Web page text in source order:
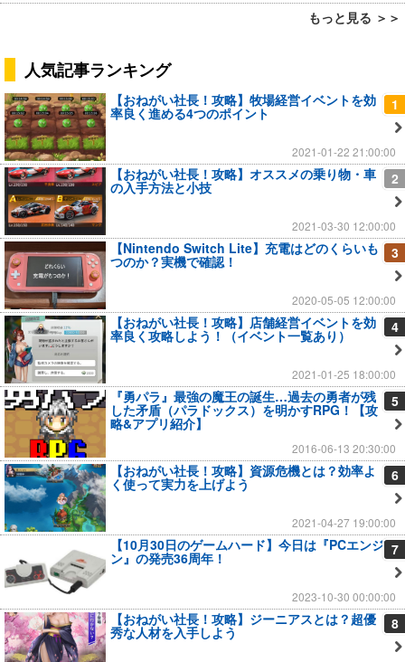
もっと見る ＞＞
人気記事ランキング
1
【おねがい社長！攻略】牧場経営イベントを効
率良く進める4つのポイント
2021-01-22 21:00:00
2
【おねがい社長！攻略】オススメの乗り物・車
の入手方法と小技
2021-03-30 12:00:00
3
【Nintendo Switch Lite】充電はどのくらいも
つのか？実機で確認！
2020-05-05 12:00:00
4
【おねがい社長！攻略】店舗経営イベントを効
率良く攻略しよう！（イベント一覧あり）
2021-01-25 18:00:00
5
『勇パラ』最強の魔王の誕生…過去の勇者が残
した矛盾（パラドックス）を明かすRPG！【攻
略&アプリ紹介】
2016-06-13 20:30:00
6
【おねがい社長！攻略】資源危機とは？効率よ
く使って実力を上げよう
2021-04-27 19:00:00
7
【10月30日のゲームハード】今日は『PCエンジ
ン』の発売36周年！
2023-10-30 00:00:00
8
【おねがい社長！攻略】ジーニアスとは？超優
秀な人材を入手しよう